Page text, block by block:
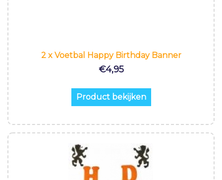
2 x Voetbal Happy Birthday Banner
€4,95
Product bekijken